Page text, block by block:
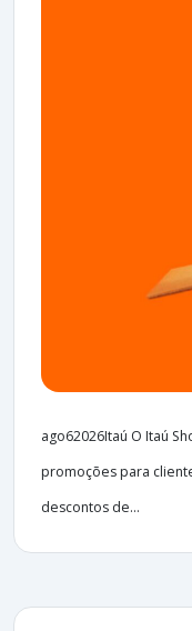
ago62026Itaú O Itaú
promoções para
descontos de...